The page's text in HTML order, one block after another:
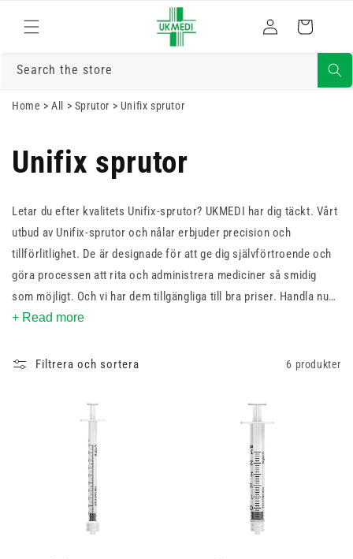
innehåll
in
Varukorg
Search the store
Home >All > Sprutor > Unifix sprutor
Unifix sprutor
Letar du efter kvalitets Unifix-sprutor? UKMEDI har dig täckt. Vårt
utbud av Unifix-sprutor och nålar erbjuder precision och
tillförlitlighet. De är designade för att ge dig självförtroende och
göra processen att rita och administrera mediciner så smidig
som möjligt. Och vi har dem tillgängliga till bra priser. Handla nu
och se skillnaden själv.
+ Read more
Filtrera och sortera 6 produkter